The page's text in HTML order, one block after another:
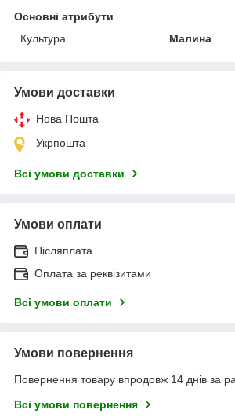
Основні атрибути
Культура
Малина
Умови доставки
Нова Пошта
Укрпошта
Всі умови доставки
Умови оплати
Післяплата
Оплата за реквізитами
Всі умови оплати
Умови повернення
Повернення товару впродовж 14 днів за
Всі умови повернення